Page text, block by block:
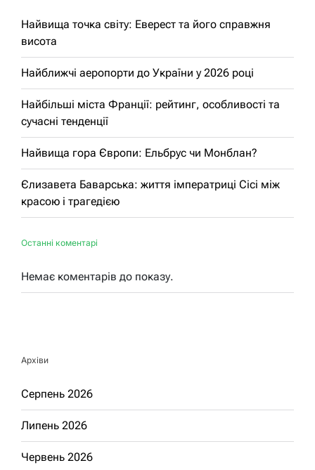
Найвища точка світу: Еверест та його справжня
висота
Найближчі аеропорти до України у 2026 році
Найбільші міста Франції: рейтинг, особливості та
сучасні тенденції
Найвища гора Європи: Ельбрус чи Монблан?
Єлизавета Баварська: життя імператриці Сісі між
красою і трагедією
Останні коментарі
Немає коментарів до показу.
Архіви
Серпень 2026
Липень 2026
Червень 2026